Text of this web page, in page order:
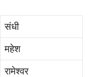
संधी
महेश
रामेश्वर